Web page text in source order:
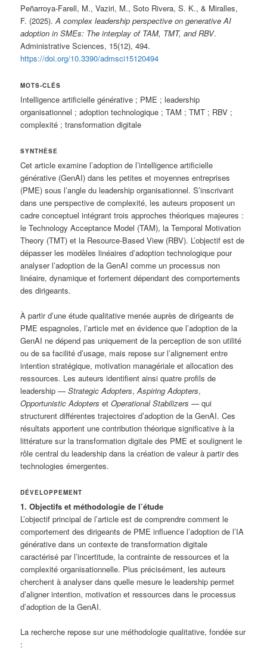
Peñarroya-Farell, M., Vaziri, M., Soto Rivera, S. K., & Miralles,
F. (2025).A complex leadership perspective on generative AI
adoption in SMEs: The interplay of TAM, TMT, and RBV.
Administrative Sciences, 15(12), 494.
https://doi.org/10.3390/admsci15120494
MOTS-CLÉS
Intelligence artificielle générative ; PME ; leadership
organisationnel ; adoption technologique ; TAM ; TMT ; RBV ;
complexité ; transformation digitale
SYNTHÈSE
Cet article examine l’adoption de l’intelligence artificielle
générative (GenAI) dans les petites et moyennes entreprises
(PME) sous l’angle du leadership organisationnel. S’inscrivant
dans une perspective de complexité, les auteurs proposent un
cadre conceptuel intégrant trois approches théoriques majeures :
le Technology Acceptance Model (TAM), la Temporal Motivation
Theory (TMT) et la Resource-Based View (RBV). L’objectif est de
dépasser les modèles linéaires d’adoption technologique pour
analyser l’adoption de la GenAI comme un processus non
linéaire, dynamique et fortement dépendant des comportements
des dirigeants.
À partir d’une étude qualitative menée auprès de dirigeants de
PME espagnoles, l’article met en évidence que l’adoption de la
GenAI ne dépend pas uniquement de la perception de son utilité
ou de sa facilité d’usage, mais repose sur l’alignement entre
intention stratégique, motivation managériale et allocation des
ressources. Les auteurs identifient ainsi quatre profils de
leadership —Strategic Adopters,Aspiring Adopters,
Opportunistic Adopters etOperational Stabilizers — qui
structurent différentes trajectoires d’adoption de la GenAI. Ces
résultats apportent une contribution théorique significative à la
littérature sur la transformation digitale des PME et soulignent le
rôle central du leadership dans la création de valeur à partir des
technologies émergentes.
DÉVELOPPEMENT
1. Objectifs et méthodologie de l’étude
L’objectif principal de l’article est de comprendre comment le
comportement des dirigeants de PME influence l’adoption de l’IA
générative dans un contexte de transformation digitale
caractérisé par l’incertitude, la contrainte de ressources et la
complexité organisationnelle. Plus précisément, les auteurs
cherchent à analyser dans quelle mesure le leadership permet
d’aligner intention, motivation et ressources dans le processus
d’adoption de la GenAI.
La recherche repose sur une méthodologie qualitative, fondée sur
: